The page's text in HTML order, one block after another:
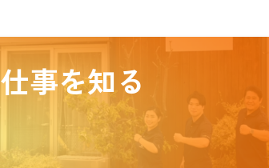
仕事を知る